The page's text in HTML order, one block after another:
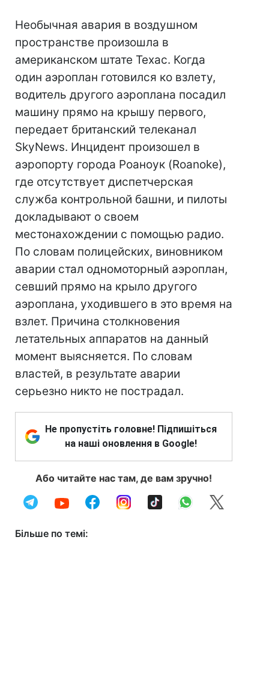
Необычная авария в воздушном
пространстве произошла в
американском штате Техас. Когда
один аэроплан готовился ко взлету,
водитель другого аэроплана посадил
машину прямо на крышу первого,
передает британский телеканал
SkyNews. Инцидент произошел в
аэропорту города Роаноук (Roanoke),
где отсутствует диспетчерская
служба контрольной башни, и пилоты
докладывают о своем
местонахождении с помощью радио.
По словам полицейских, виновником
аварии стал одномоторный аэроплан,
севший прямо на крыло другого
аэроплана, уходившего в это время на
взлет. Причина столкновения
летательных аппаратов на данный
момент выясняется. По словам
властей, в результате аварии
серьезно никто не пострадал.
Не пропустіть головне! Підпишіться
на наші оновлення в Google!
Або читайте нас там, де вам зручно!
Більше по темі: